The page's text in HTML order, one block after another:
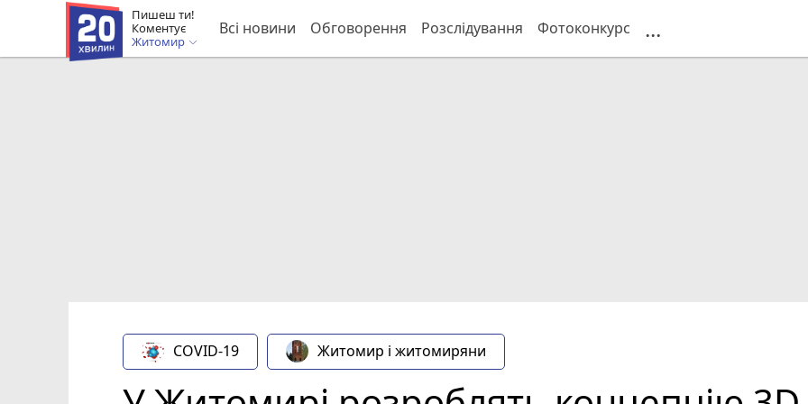
Пишеш ти!
Коментує
Житомир
Всі новини Обговорення Розслідування Фотоконкурс ...
COVID-19 Житомир і житомиряни